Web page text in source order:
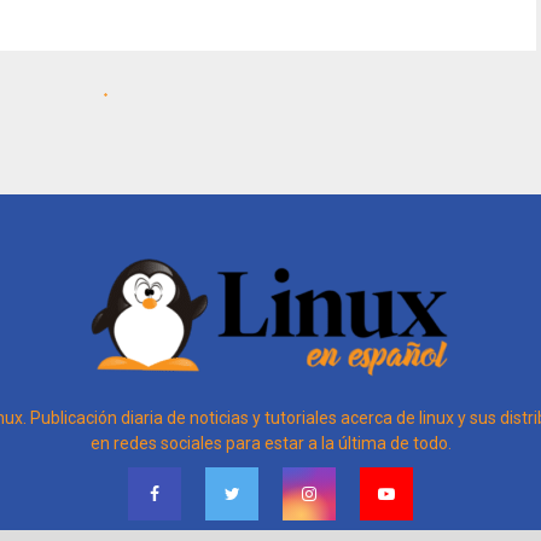
Publicación diaria de noticias y tutoriales acerca de linux y sus
en redes sociales para estar a la última de todo.